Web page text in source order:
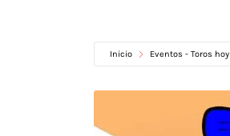
Inicio Eventos - Toros hoy